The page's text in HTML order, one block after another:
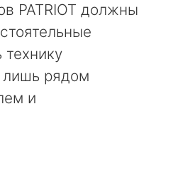
PATRIOT должны
технику
лишь рядом
и